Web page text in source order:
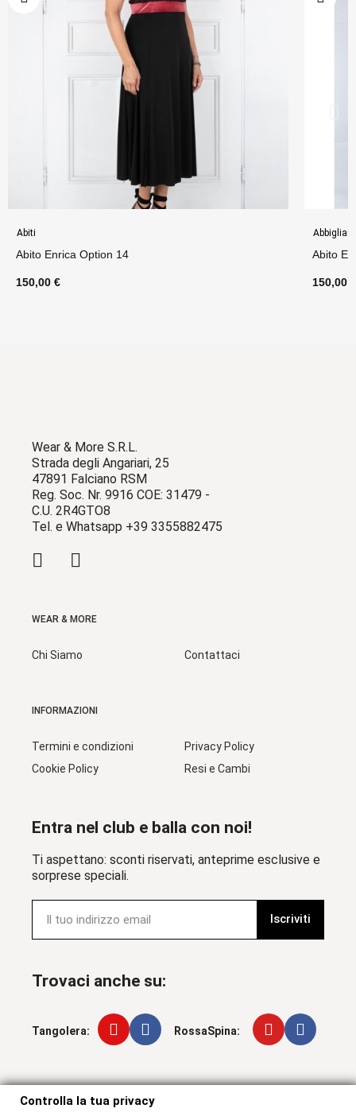
Abiti
Abito Enrica Option 14
150,00 €
Abito
150,00
Wear & More S.R.L.
Strada degli Angariari, 25
47891 Falciano RSM
Reg. Soc. Nr. 9916 COE: 31479 -
C.U. 2R4GTO8
Tel. e Whatsapp +39 3355882475
WEAR & MORE
Chi Siamo Contattaci
INFORMAZIONI
Termini e condizioni
Cookie Policy
Privacy Policy
Resi e Cambi
Entra nel club e balla con noi!
Ti aspettano: sconti riservati, anteprime esclusive e
sorprese speciali.
Iscriviti
Trovaci anche su:
Tangolera: RossaSpina:
Controlla la tua privacy
Controlla la tua privacy